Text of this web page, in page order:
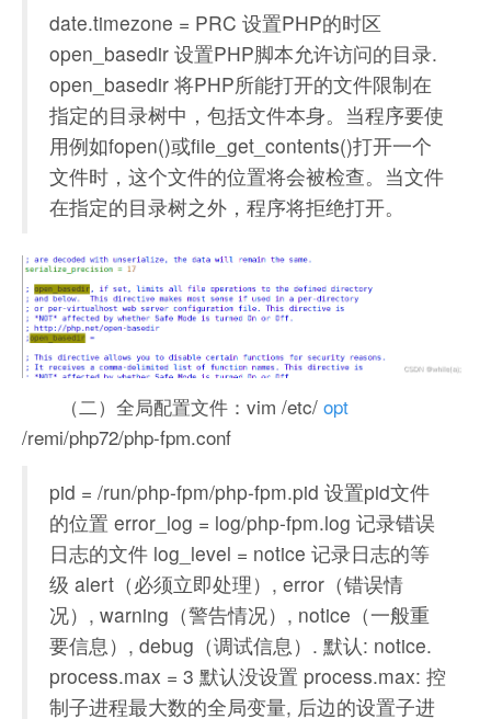
date.timezone = PRC 设置PHP的时区
open_basedir 设置PHP脚本允许访问的目录.
open_basedir 将PHP所能打开的文件限制在
指定的目录树中，包括文件本身。当程序要使
用例如fopen()或file_get_contents()打开一个
文件时，这个文件的位置将会被检查。当文件
在指定的目录树之外，程序将拒绝打开。
（二）全局配置文件：vim /etc/ opt
/remi/php72/php-fpm.conf
pid = /run/php-fpm/php-fpm.pid 设置pid文件
的位置 error_log = log/php-fpm.log 记录错误
日志的文件 log_level = notice 记录日志的等
级 alert（必须立即处理）, error（错误情
况）, warning（警告情况）, notice（一般重
要信息）, debug（调试信息）. 默认: notice.
process.max = 3 默认没设置 process.max: 控
制子进程最大数的全局变量, 后边的设置子进